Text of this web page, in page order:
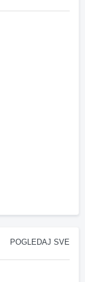
POGLEDAJ SVE